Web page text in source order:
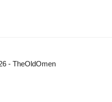
- TheOldOmen